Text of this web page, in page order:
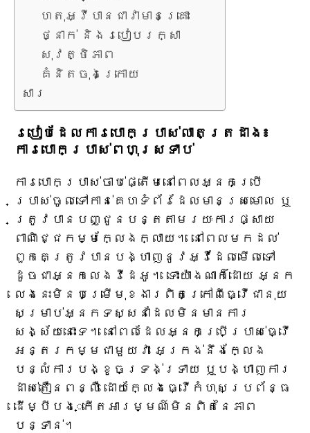
ហេតុអ្វីបានជាវាមានគ្រោះ
ថ្នាក់ និងរបៀបរក្សា
សុវត្ថិភាព
គំនិតចុងក្រោយ
សារ
របៀបដែលការបោកប្រាស់លាតត្រដាង៖
ការបោកប្រាស់ពហុស្រទាប់
ការបោកប្រាស់ចាប់ផ្តើមនៅពេលអ្នកប្រើ
ប្រាស់ចូលទៅកាន់គេហទំព័រដែលមានស្រមោល ឬ
ត្រូវបានបញ្ជូនបន្តតាមរយៈការផ្សាយ
ពាណិជ្ជកម្មក្លែងក្លាយ។ នៅពេលមកដល់
ពួកគេត្រូវបានបង្ហាញនូវអ្វីដែលមើលទៅ
ដូចជាអ្នកលេងវីដេអូ។ ទោះយ៉ាងណាក៏ដោយ អ្នក
លេងនេះមិនបម្រើមុខងារពិតក្រៅពីធ្វើជានុយ
សម្រាប់អ្នកទស្សនាដែលមិនមានការ
សង្ស័យនោះទេ។ នៅពេលដែលអ្នកប្រើប្រាស់ធ្វើ
អន្តរកម្មជាមួយវា អេក្រង់នឹងក្លែង
បន្លំការបង្ខូចទ្រង់ទ្រាយ ឬបង្ហាញការ
ដាស់តឿនពន្លឺ ដោយក្លែងធ្វើកំហុសប្រព័ន្ធ
ដើម្បីបង្កើតអារម្មណ៍មិនពិតនៃភាព
បន្ទាន់។